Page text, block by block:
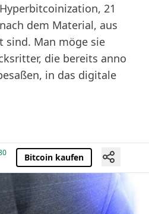
21
dem Material, aus
sind. Man möge sie
die bereits anno
in das digitale
Bitcoin kaufen